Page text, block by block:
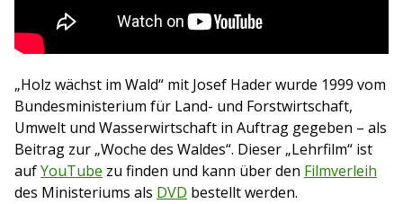
„Holz wächst im Wald“ mit Josef Hader wurde 1999 vom
Bundesministerium für Land- und Forstwirtschaft,
Umwelt und Wasserwirtschaft in Auftrag gegeben – als
Beitrag zur „Woche des Waldes“. Dieser „Lehrfilm“ ist
aufYouTube zu finden und kann über den Filmverleih
des Ministeriums als DVD bestellt werden.